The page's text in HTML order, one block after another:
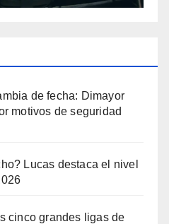
de fecha: Dimayor
motivos de seguridad
Lucas destaca el nivel
cinco grandes ligas de